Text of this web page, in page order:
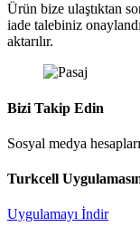
Ürün bize ulaştıktan
iade talebiniz
aktarılır.
Bizi Takip Edin
Sosyal medya
Turkcell
Uygulamayı İndir